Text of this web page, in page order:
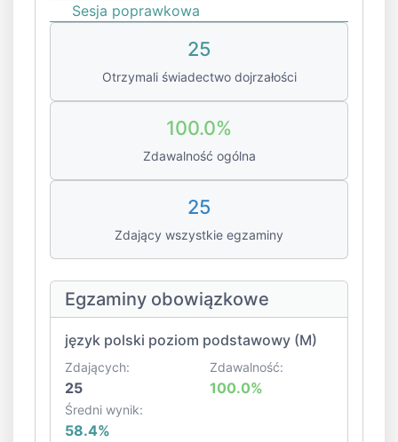
Sesja poprawkowa
25
Otrzymali świadectwo dojrzałości
100.0%
Zdawalność ogólna
25
Zdający wszystkie egzaminy
Egzaminy obowiązkowe
język polski poziom podstawowy (M)
Zdających:
25
Zdawalność:
100.0%
Średni wynik:
58.4%